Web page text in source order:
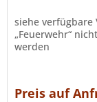
siehe
„Feuerwehr“
werden
Preis auf